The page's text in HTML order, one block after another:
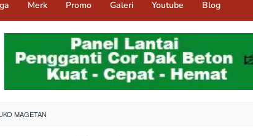
Merk Promo Galeri Youtube Blog
MAGETAN